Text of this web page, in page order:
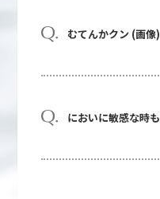
むてんかクン (画像
においに敏感な時